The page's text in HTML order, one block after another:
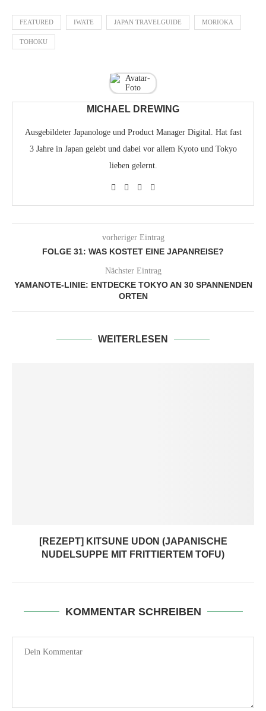
FEATURED IWATE JAPAN TRAVELGUIDE MORIOKA
TOHOKU
MICHAEL DREWING
Ausgebildeter Japanologe und Product Manager Digital. Hat fast
3 Jahre in Japan gelebt und dabei vor allem Kyoto und Tokyo
lieben gelernt.
vorheriger Eintrag
FOLGE 31: WAS KOSTET EINE JAPANREISE?
Nächster Eintrag
YAMANOTE-LINIE: ENTDECKE TOKYO AN 30 SPANNENDEN
ORTEN
WEITERLESEN
[REZEPT] KITSUNE UDON (JAPANISCHE
NUDELSUPPE MIT FRITTIERTEM TOFU)
KOMMENTAR SCHREIBEN